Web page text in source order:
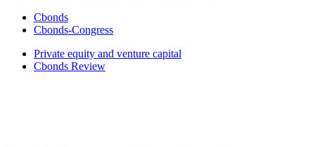
Cbonds
Cbonds-Congress
Private equity and venture capital
Cbonds Review